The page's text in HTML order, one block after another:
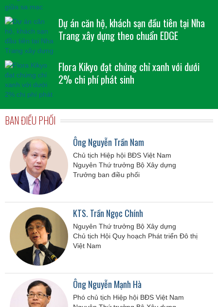
Dự án căn hộ, khách sạn đầu tiên tại Nha
Trang xây dựng theo chuẩn EDGE
Flora Kikyo đạt chứng chỉ xanh với dưới
2% chi phí phát sinh
BAN ĐIỀU PHỐI
Ông Nguyễn Trần Nam
Chủ tịch Hiệp hội BĐS Việt Nam
Nguyên Thứ trưởng Bộ Xây dựng
Trưởng ban điều phối
KTS. Trần Ngọc Chính
Nguyên Thứ trưởng Bộ Xây dựng
Chủ tịch Hội Quy hoạch Phát triển Đô thị
Việt Nam
Ông Nguyễn Mạnh Hà
Phó chủ tịch Hiệp hội BĐS Việt Nam